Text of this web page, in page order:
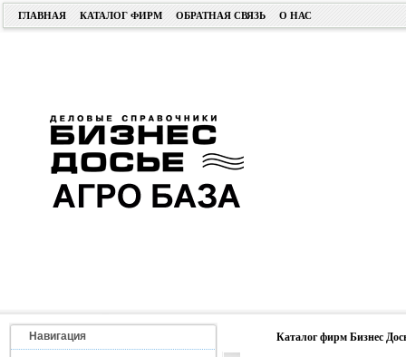
ГЛАВНАЯ КАТАЛОГ ФИРМ ОБРАТНАЯ СВЯЗЬ О НАС
Навигация Каталог фирм Бизнес